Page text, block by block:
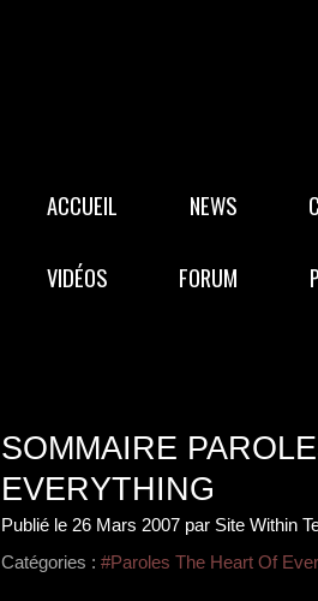
ACCUEIL NEWS
VIDÉOS FORUM
SOMMAIRE
EVERYTHING
Publié le 26 Mars 2007 par Site Within
Catégories : #Paroles The Heart Of